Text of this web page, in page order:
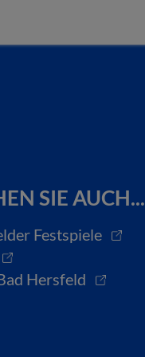
SIE AUCH...
Festspiele
Hersfeld